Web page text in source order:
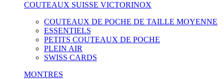
COUTEAUX SUISSE VICTORINOX
COUTEAUX DE POCHE DE TAILLE MOYENNE
ESSENTIELS
PETITS COUTEAUX DE POCHE
PLEIN AIR
SWISS CARDS
MONTRES